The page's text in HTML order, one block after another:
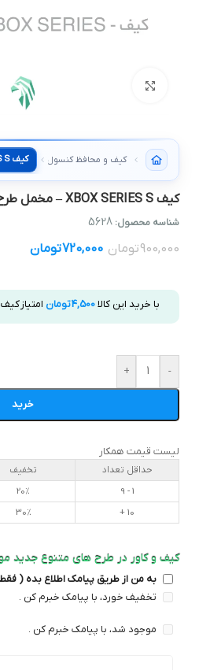
کیف و محافظ کنسول کیف XBOX SERIES S – مخمل طرح جور
کیف XBOX SERIES S – مخمل طرح جور
شناسه محصول: 5628
900,000تومان 720,000تومان
با خرید این کالا4,500تومان امتیاز
-
+
خرید
لیست قیمت همکار
حداقل تعداد تخفیف
1 - 9
20%
10 +
30%
کیف و کاور در طرح های متنوع جدید
به من از طریق پیامک اطلاع بده (
تخفیف خورد، با پیامک خبرم کن .
موجود شد، با پیامک خبرم کن .